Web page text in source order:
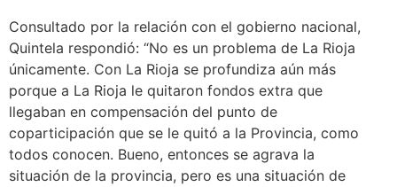
Consultado por la relación con el gobierno nacional,
Quintela respondió: “No es un problema de La Rioja
únicamente. Con La Rioja se profundiza aún más
porque a La Rioja le quitaron fondos extra que
llegaban en compensación del punto de
coparticipación que se le quitó a la Provincia, como
todos conocen. Bueno, entonces se agrava la
situación de la provincia, pero es una situación de